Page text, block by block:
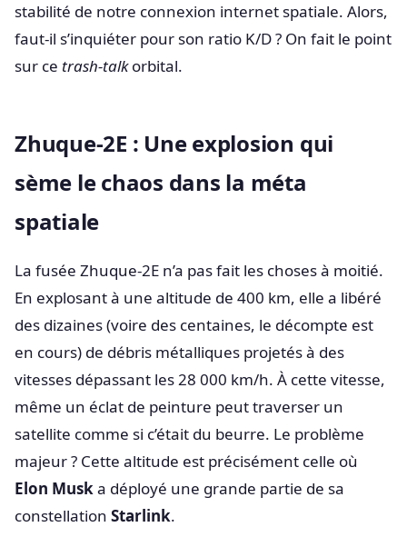
stabilité de notre connexion internet spatiale. Alors,
faut-il s’inquiéter pour son ratio K/D ? On fait le point
sur ce trash-talkorbital.
Zhuque-2E : Une explosion qui
sème le chaos dans la méta
spatiale
La fusée Zhuque-2E n’a pas fait les choses à moitié.
En explosant à une altitude de 400 km, elle a libéré
des dizaines (voire des centaines, le décompte est
en cours) de débris métalliques projetés à des
vitesses dépassant les 28 000 km/h. À cette vitesse,
même un éclat de peinture peut traverser un
satellite comme si c’était du beurre. Le problème
majeur ? Cette altitude est précisément celle où
Elon Muska déployé une grande partie de sa
constellation Starlink.